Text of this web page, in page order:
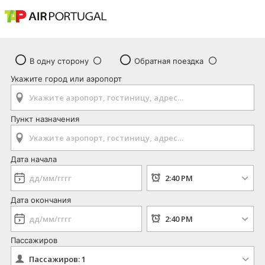
В одну сторону
Обратная поездка
Укажите город или аэропорт
Пункт назначения
Дата начала
Дата окончания
Пассажиров